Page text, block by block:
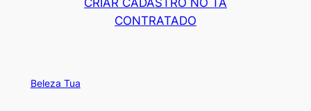
CONTRATADO
Beleza Tua